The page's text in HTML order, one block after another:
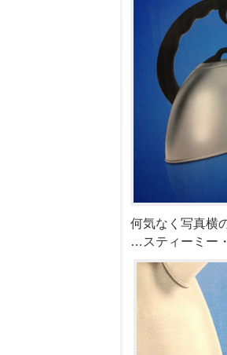
何気なく写真横
…スティーミー